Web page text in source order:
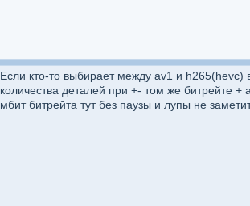
Если кто-то выбирает между av1 и h265(hevc)
количества деталей при +- том же битрейте
мбит битрейта тут без паузы и лупы не